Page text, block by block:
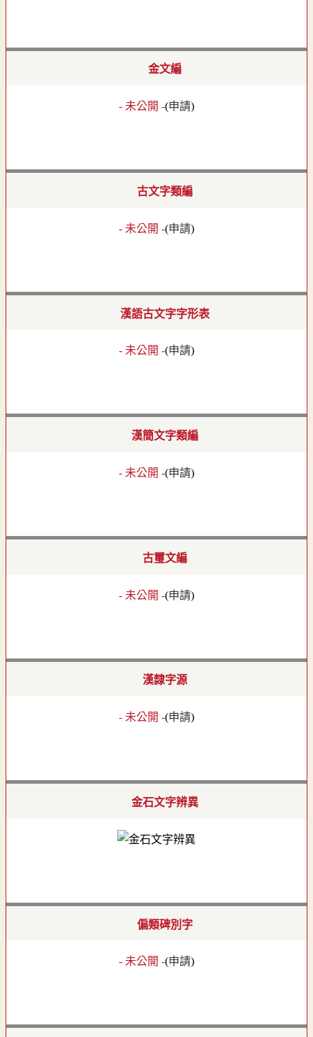
金文編
- 未公開 -(申請)
古文字類編
- 未公開 -(申請)
漢語古文字字形表
- 未公開 -(申請)
漢簡文字類編
- 未公開 -(申請)
古璽文編
- 未公開 -(申請)
漢隸字源
- 未公開 -(申請)
金石文字辨異
偏類碑別字
- 未公開 -(申請)